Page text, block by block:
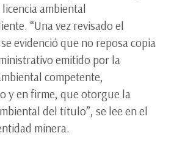
ambiental
“Una vez revisado el
evidenció que no reposa copia
emitido por la
competente,
y en firme, que otorgue la
del título”, se lee en el
minera.